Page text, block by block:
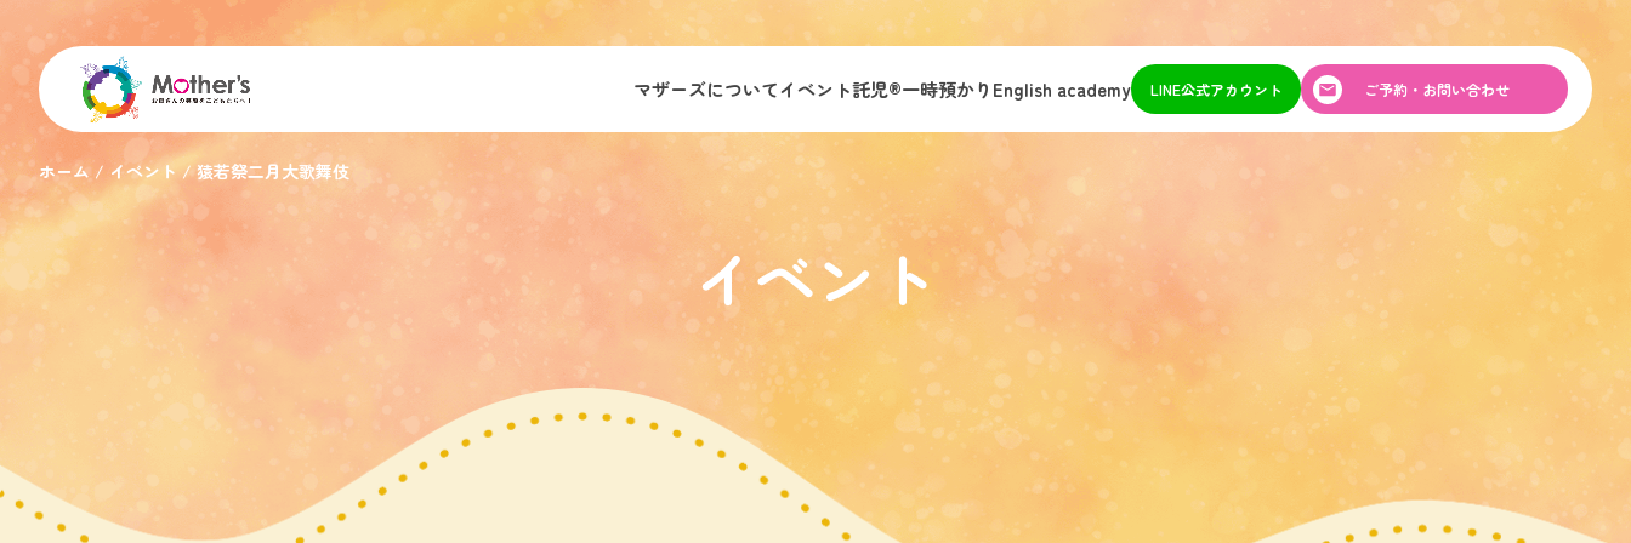
マザーズについてイベント託児®︎一時預かり English academy LINE公式アカウント ご予約・お問い合わせ
ホーム イベント 猿若祭二月大歌舞伎
イベント